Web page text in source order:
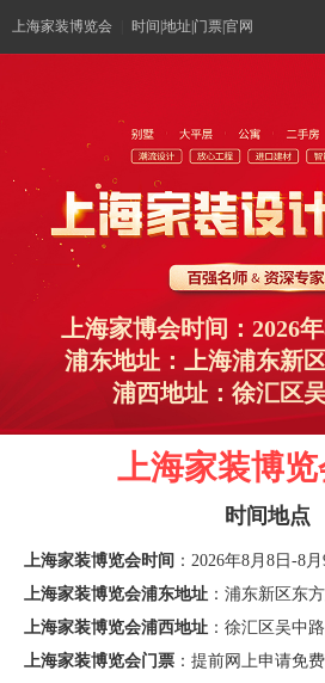
上海家装博览会 时间|地址|门票|官网
上海家博会时间：2026
浦东地址：上海浦东新
浦西地址：徐汇区
上海家装博
时间地点
上海家装博览会时间 ：2026年8月8日-8月
上海家装博览会浦东地址 ：浦东新区东
上海家装博览会浦西地址 ：徐汇区吴中
上海家装博览会门票 ：提前网上申请免